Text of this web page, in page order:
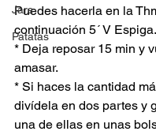
Jars
Patatas
Puedes hacerla en la
continuación 5´ V Espiga.
* Deja reposar 15 min y
amasar.
* Si haces la cantidad
divídela en dos partes y
una de ellas en unas